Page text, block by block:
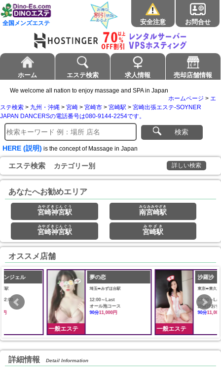
全国メンズエステ 安全注意 お問合せ
ホーム エステ検索 求人情報 売却店舗情報
We welcome all nation to enjoy massage and SPA in Japan
ホームページ > エ
ステ検索 > 九州・沖縄 > 宮崎 > 宮崎市 > 宮崎駅 > 宮崎出張エステ-SOYNER
JAPAN DANCERSの電話番号は080-9144-2254です。
検索
HERE (説明) is the concept of Massage in Japan
エステ検索 カテゴリー別 詳しい検索
あなたへお勧めエリア
宮崎神宮駅
みやざきじんぐう
南宮崎駅
みなみみやざき
宮崎神宮駅
みやざきじんぐう
宮崎駅
みやざき
オススメ店舗
夢の恋
埼玉➠みずほ台駅
12:00～Last
オール泡コース
90分11,000円
沙羅沙
東京➠東久留米駅
12:00～LAST
沙羅沙おすすめコース
90分11,000円
詳細情報 Detail Information